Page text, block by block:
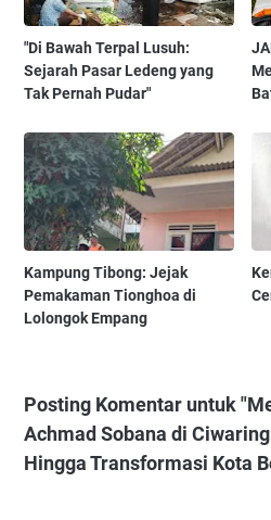
"Di Bawah Terpal Lusuh:
Sejarah Pasar Ledeng yang
Tak Pernah Pudar"
Kampung Tibong: Jejak
Pemakaman Tionghoa di
Lolongok Empang
Posting Komentar untuk
Achmad Sobana di
Hingga Transformasi Kota